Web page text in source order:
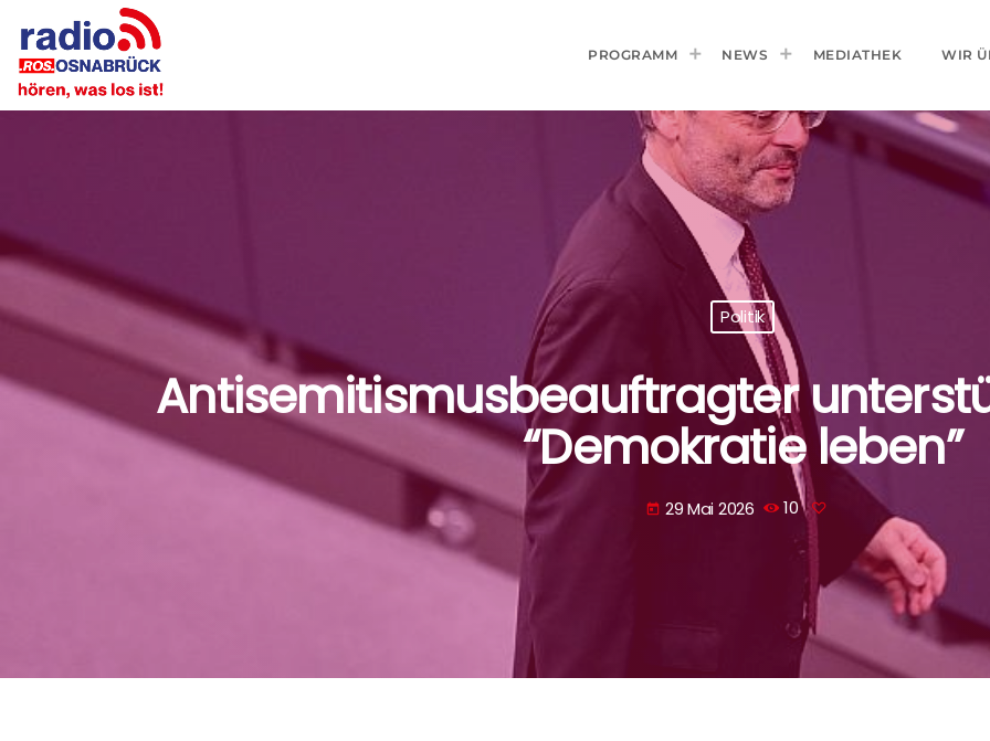
PROGRAMM NEWS MEDIATHEK WIR
Politik
Antisemitismusbeauftragter
“Demokratie leben”
today 29 Mai 2026 10